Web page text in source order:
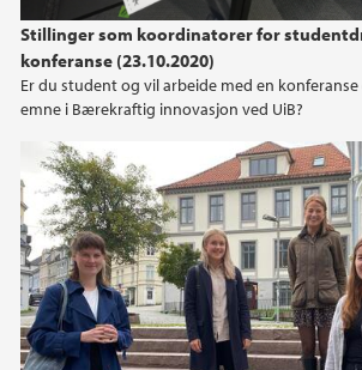
Stillinger som koordinatorer for
konferanse (23.10.2020)
Er du student og vil arbeide med en
emne i Bærekraftig innovasjon ved UiB?
2008